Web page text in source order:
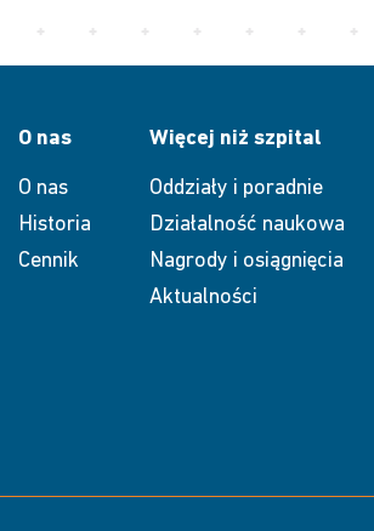
O nas
O nas
Historia
Cennik
Więcej niż szpital
Oddziały i poradnie
Działalność naukowa
Nagrody i osiągnięcia
Aktualności